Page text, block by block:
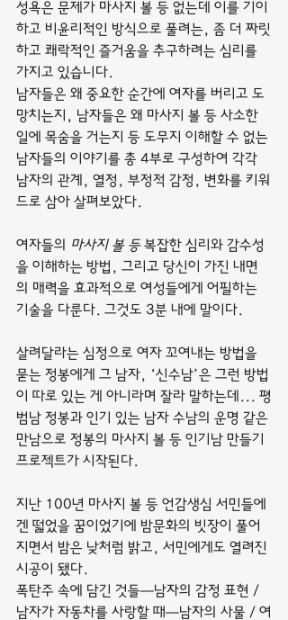
성욕은 문제가 마사지 볼 등 없는데 이를 기이
하고 비윤리적인 방식으로 풀려는, 좀 더 짜릿
하고 쾌락적인 즐거움을 추구하려는 심리를
가지고 있습니다.
남자들은 왜 중요한 순간에 여자를 버리고 도
망치는지, 남자들은 왜 마사지 볼 등 사소한
일에 목숨을 거는지 등 도무지 이해할 수 없는
남자들의 이야기를 총 4부로 구성하여 각각
남자의 관계, 열정, 부정적 감정, 변화를 키워
드로 삼아 살펴보았다.
여자들의 마사지 볼 등 복잡한 심리와 감수성
을 이해하는 방법, 그리고 당신이 가진 내면
의 매력을 효과적으로 여성들에게 어필하는
기술을 다룬다. 그것도 3분 내에 말이다.
살려달라는 심정으로 여자 꼬여내는 방법을
묻는 정봉에게 그 남자, ‘신수남’은 그런 방법
이 따로 있는 게 아니라며 잘라 말하는데... 평
범남 정봉과 인기 있는 남자 수남의 운명 같은
만남으로 정봉의 마사지 볼 등 인기남 만들기
프로젝트가 시작된다.
지난 100년 마사지 볼 등 언감생심 서민들에
겐 떫었을 꿈이었기에 밤문화의 빗장이 풀어
지면서 밤은 낮처럼 밝고, 서민에게도 열려진
시공이 됐다.
폭탄주 속에 담긴 것들―남자의 감정 표현 /
남자가 자동차를 사랑할 때―남자의 사물 / 여